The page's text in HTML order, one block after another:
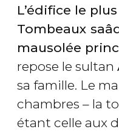
L’édifice le
Tombeaux
mausolée
repose le sultan
sa famille. Le
chambres – la
étant celle aux